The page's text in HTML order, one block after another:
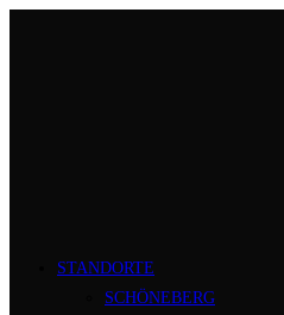
STANDORTE
SCHÖNEBERG